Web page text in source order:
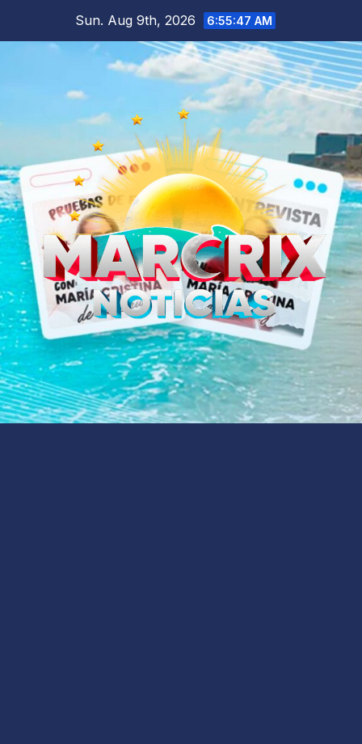
Sun. Aug 9th, 2026 6:55:48 AM